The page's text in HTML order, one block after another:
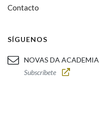
Contacto
SÍGUENOS
NOVAS DA ACADEMIA
Subscríbete